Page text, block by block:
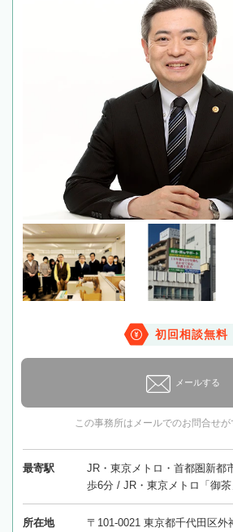
初回相談無料
メールする
この事務所はメールでのお問合せが
最寄駅
JR・東京メトロ・首都圏新都
歩6分 / JR・東京メトロ「御
所在地
〒101-0021 東京都千代田区外